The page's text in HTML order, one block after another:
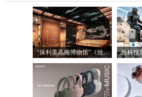
“保利美高梅博物馆”《丝路》大展最后